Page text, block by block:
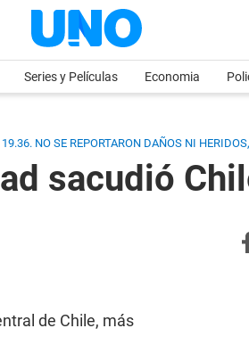
Series y Películas Economia
NO SE REPORTARON DAÑOS NI
sacudió
de Chile, más